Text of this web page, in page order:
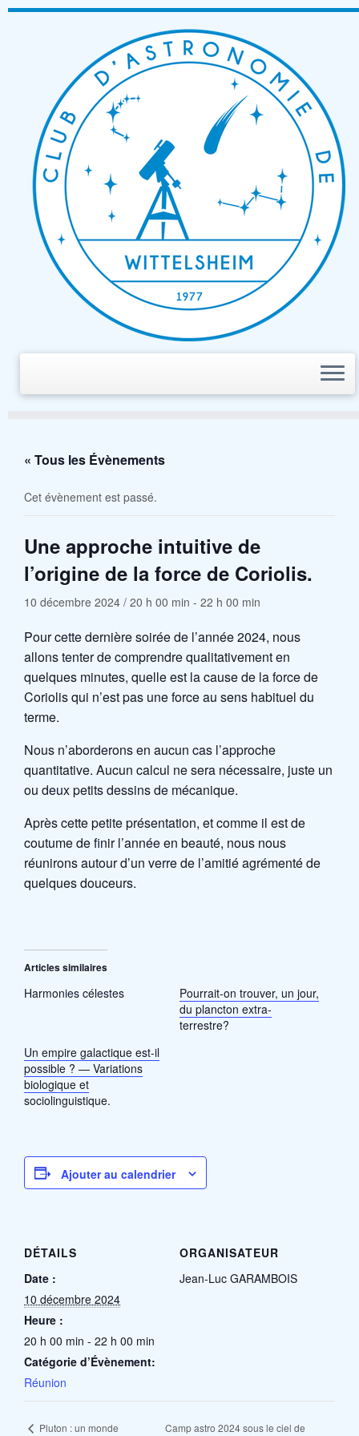
Passer
« Tous les Évènements
Cet évènement est passé.
Une approche intuitive de
l’origine de la force de Coriolis.
10 décembre 2024 / 20 h 00 min - 22 h 00 min
Pour cette dernière soirée de l’année 2024, nous
allons tenter de comprendre qualitativement en
quelques minutes, quelle est la cause de la force de
Coriolis qui n’est pas une force au sens habituel du
terme.
Nous n’aborderons en aucun cas l’approche
quantitative. Aucun calcul ne sera nécessaire, juste un
ou deux petits dessins de mécanique.
Après cette petite présentation, et comme il est de
coutume de finir l’année en beauté, nous nous
réunirons autour d’un verre de l’amitié agrémenté de
quelques douceurs.
Articles similaires
Harmonies célestes
Pourrait-on trouver, un jour,
du plancton extra-
terrestre?
Un empire galactique est-il
possible ? — Variations
biologique et
sociolinguistique.
Ajouter au calendrier
DÉTAILS
Date :
10 décembre 2024
Heure :
20 h 00 min - 22 h 00 min
Catégorie d’Évènement:
Réunion
ORGANISATEUR
Jean-Luc GARAMBOIS
Pluton : un monde Camp astro 2024 sous le ciel de